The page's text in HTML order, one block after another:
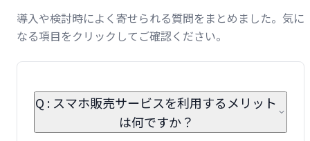
導入や検討時によく寄せられる質問をまとめました。気に
なる項目をクリックしてご確認ください。
Q : スマホ販売サービスを利用するメリット
は何ですか？